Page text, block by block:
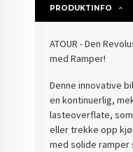
PRODUKTINFO
ATOUR - Den
med Ramper!
Denne innovative
en kontinuerlig,
lasteoverflate,
eller trekke opp
med solide ramper